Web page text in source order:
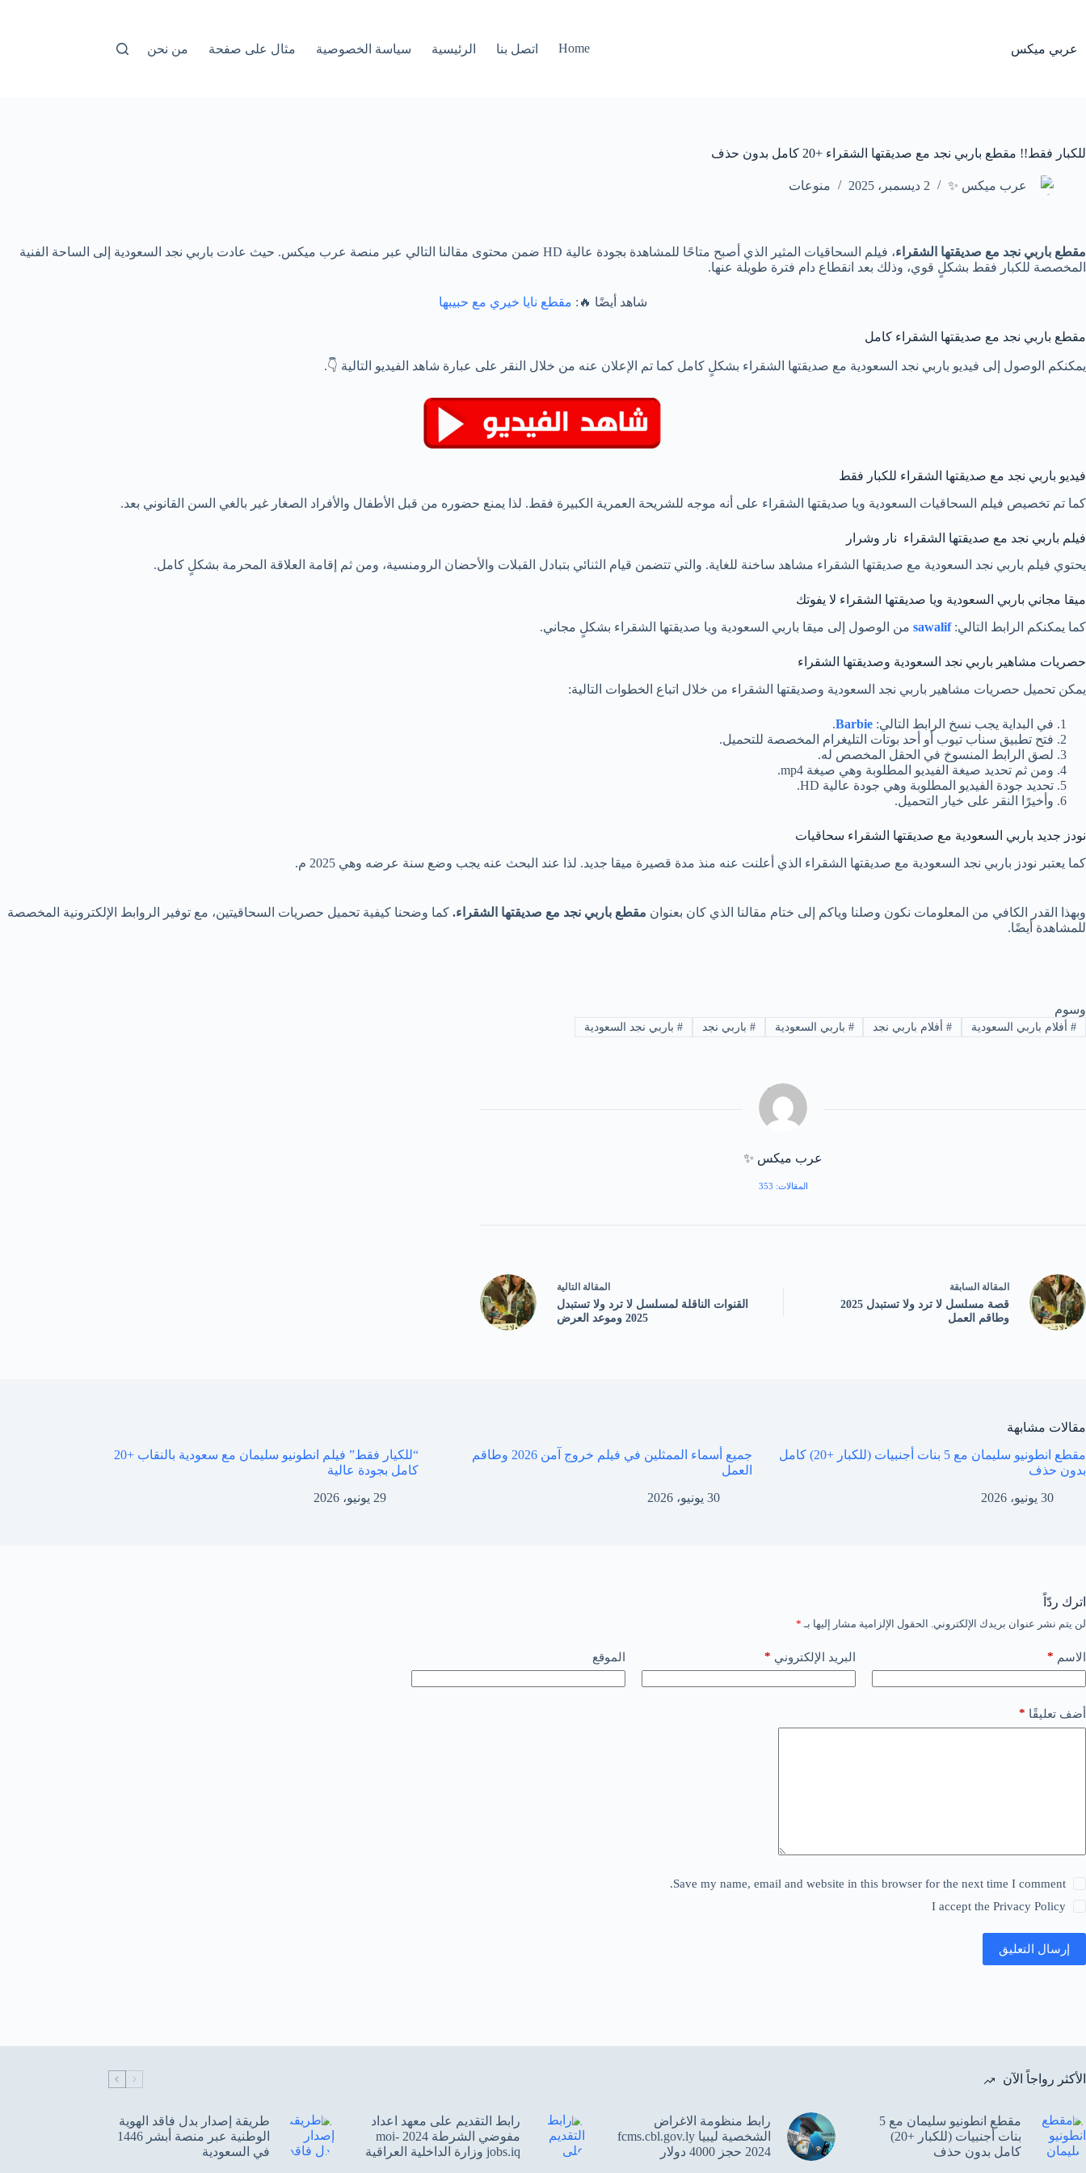
عربي ميكس Home اتصل بنا الرئيسية سياسة الخصوصية مثال على صفحة من نحن
للكبار فقط!! مقطع باربي نجد مع صديقتها الشقراء +20 كامل بدون حذف
عرب ميكس ✨ 2 ديسمبر، 2025 منوعات
مقطع باربي نجد مع صديقتها الشقراء
، فيلم السحاقيات المثير الذي أصبح متاحًا للمشاهدة بجودة عالية HD ضمن محتوى مقالنا التالي عبر منصة عرب ميكس. حيث عادت باربي نجد السعودية إلى الساحة الفنية
المخصصة للكبار فقط بشكلٍ قوي، وذلك بعد انقطاع دام فترة طويلة عنها.
شاهد أيضًا 🔥: مقطع نايا خيري مع حبيبها
مقطع باربي نجد مع صديقتها الشقراء كامل
يمكنكم الوصول إلى فيديو باربي نجد السعودية مع صديقتها الشقراء بشكلٍ كامل كما تم الإعلان عنه من خلال النقر على عبارة شاهد الفيديو التالية 👇.
فيديو باربي نجد مع صديقتها الشقراء للكبار فقط
كما تم تخصيص فيلم السحاقيات السعودية ويا صديقتها الشقراء على أنه موجه للشريحة العمرية الكبيرة فقط. لذا يمنع حضوره من قبل الأطفال والأفراد الصغار غير بالغي السن القانوني بعد.
فيلم باربي نجد مع صديقتها الشقراء نار وشرار
يحتوي فيلم باربي نجد السعودية مع صديقتها الشقراء مشاهد ساخنة للغاية. والتي تتضمن قيام الثنائي بتبادل القبلات والأحضان الرومنسية، ومن ثم إقامة العلاقة المحرمة بشكلٍ كامل.
ميقا مجاني باربي السعودية ويا صديقتها الشقراء لا يفوتك
كما يمكنكم الرابط التالي:sawalif من الوصول إلى ميقا باربي السعودية ويا صديقتها الشقراء بشكلٍ مجاني.
حصريات مشاهير باربي نجد السعودية وصديقتها الشقراء
يمكن تحميل حصريات مشاهير باربي نجد السعودية وصديقتها الشقراء من خلال اتباع الخطوات التالية:
في البداية يجب نسخ الرابط التالي: Barbie
.
فتح تطبيق سناب تيوب أو أحد بوتات التليغرام المخصصة للتحميل.
لصق الرابط المنسوخ في الحقل المخصص له.
ومن ثم تحديد صيغة الفيديو المطلوبة وهي صيغة mp4.
تحديد جودة الفيديو المطلوبة وهي جودة عالية HD.
وأخيرًا النقر على خيار التحميل.
نودز جديد باربي السعودية مع صديقتها الشقراء سحاقيات
كما يعتبر نودز باربي نجد السعودية مع صديقتها الشقراء الذي أعلنت عنه منذ مدة قصيرة ميقا جديد. لذا عند البحث عنه يجب وضع سنة عرضه وهي 2025 م.
وبهذا القدر الكافي من المعلومات نكون وصلنا وياكم إلى ختام مقالنا الذي كان بعنوان مقطع باربي نجد مع صديقتها الشقراء. كما وضحنا كيفية تحميل حصريات السحاقيتين، مع توفير الروابط الإلكترونية المخصصة
للمشاهدة أيضًا.
وسوم
#أفلام باربي السعودية #أفلام باربي نجد # باربي السعودية # باربي نجد # باربي نجد السعودية
عرب ميكس ✨
المقالات: 353
المقالة السابقة
قصة مسلسل لا ترد ولا تستبدل 2025
وطاقم العمل
المقالة التالية
القنوات الناقلة لمسلسل لا ترد ولا تستبدل
2025 وموعد العرض
مقالات مشابهة
مقطع انطونيو سليمان مع 5 بنات أجنبيات (للكبار +20) كامل
بدون حذف
30 يونيو، 2026
جميع أسماء الممثلين في فيلم خروج آمن 2026 وطاقم
العمل
30 يونيو، 2026
“للكيار فقط” فيلم انطونيو سليمان مع سعودية بالنقاب +20
كامل بجودة عالية
29 يونيو، 2026
اترك ردّاً
لن يتم نشر عنوان بريدك الإلكتروني. الحقول الإلزامية مشار إليها بـ *
الاسم * البريد الإلكتروني * الموقع
أضف تعليقًا *
Save my name, email and website in this browser for the next time I comment.
I accept the Privacy Policy
إرسال التعليق
الأكثر رواجاً الآن
مقطع انطونيو سليمان مع 5
بنات أجنبيات (للكبار +20)
كامل بدون حذف
‌رابط منظومة الاغراض
الشخصية ليبيا fcms.cbl.gov.ly
2024 حجز 4000 دولار
‌رابط التقديم على معهد اعداد
مفوضي الشرطة 2024 moi-
jobs.iq وزارة الداخلية العراقية
‌طريقة إصدار بدل فاقد الهوية
الوطنية عبر منصة أبشر 1446
في السعودية